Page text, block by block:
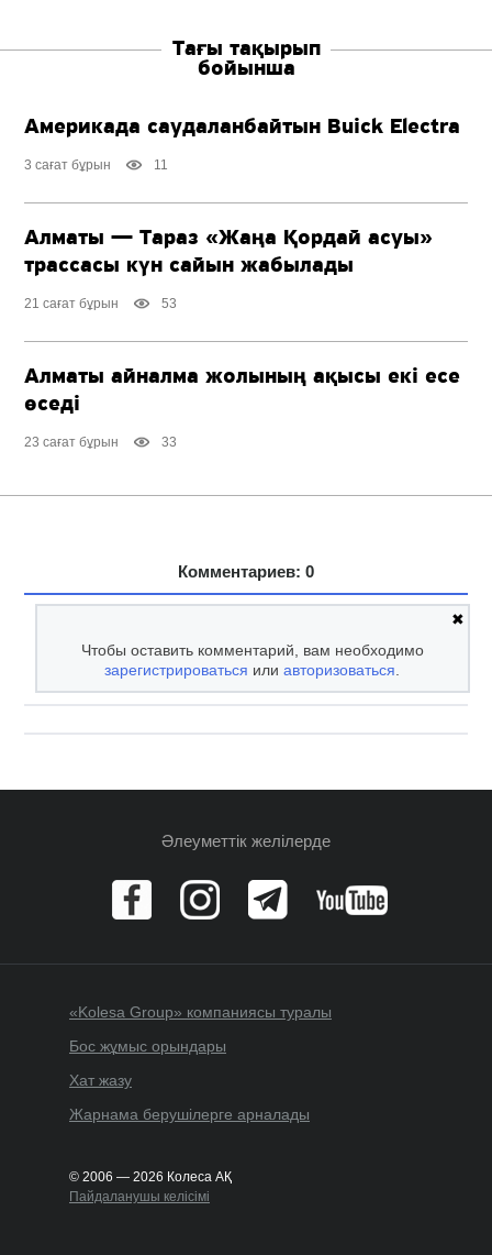
Тағы тақырып
бойынша
Америкада саудаланбайтын Buick Electra
3 сағат бұрын 11
Алматы — Тараз «Жаңа Қордай асуы»
трассасы күн сайын жабылады
21 сағат бұрын 53
Алматы айналма жолының ақысы екі есе
өседі
23 сағат бұрын 33
Комментариев: 0
✖
Чтобы оставить комментарий, вам необходимо
зарегистрироваться илиавторизоваться.
Әлеуметтік желілерде
«Kolesa Group» компаниясы туралы
Бос жұмыс орындары
Хат жазу
Жарнама берушілерге арналады
© 2006 — 2026 Колеса АҚ
Пайдаланушы келісімі